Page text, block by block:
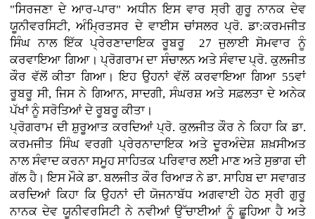
"ਸਿਰਜਣਾ ਦੇ ਆਰ-ਪਾਰ" ਅਧੀਨ ਇਸ ਵਾਰ ਸ੍ਰੀ ਗੁਰੂ ਨਾਨਕ ਦੇਵ
ਯੂਨੀਵਰਸਿਟੀ, ਅੰਮ੍ਰਿਤਸਰ ਦੇ ਵਾਈਸ ਚਾਂਸਲਰ ਪ੍ਰੋ. ਡਾ:ਕਰਮਜੀਤ
ਸਿੰਘ ਨਾਲ ਇੱਕ ਪ੍ਰੇਰਣਾਦਾਇਕ ਰੂਬਰੂ 27 ਜੁਲਾਈ ਸੋਮਵਾਰ ਨੂੰ
ਕਰਵਾਇਆ ਗਿਆ। ਪ੍ਰੋਗਰਾਮ ਦਾ ਸੰਚਾਲਨ ਅਤੇ ਸੰਵਾਦ ਪ੍ਰੋ. ਕੁਲਜੀਤ
ਕੌਰ ਵੱਲੋਂ ਕੀਤਾ ਗਿਆ। ਇਹ ਉਹਨਾਂ ਵੱਲੋਂ ਕਰਵਾਇਆ ਗਿਆ 55ਵਾਂ
ਰੂਬਰੂ ਸੀ, ਜਿਸ ਨੇ ਗਿਆਨ, ਸਾਦਗੀ, ਸੰਘਰਸ਼ ਅਤੇ ਸਫ਼ਲਤਾ ਦੇ ਅਨੇਕ
ਪੱਖਾਂ ਨੂੰ ਸਰੋਤਿਆਂ ਦੇ ਰੂਬਰੂ ਕੀਤਾ।
ਪ੍ਰੋਗਰਾਮ ਦੀ ਸ਼ੁਰੂਆਤ ਕਰਦਿਆਂ ਪ੍ਰੋ. ਕੁਲਜੀਤ ਕੌਰ ਨੇ ਕਿਹਾ ਕਿ ਡਾ.
ਕਰਮਜੀਤ ਸਿੰਘ ਵਰਗੀ ਪ੍ਰੇਰਨਾਦਾਇਕ ਅਤੇ ਦੂਰਅੰਦੇਸ਼ ਸ਼ਖ਼ਸੀਅਤ
ਨਾਲ ਸੰਵਾਦ ਕਰਨਾ ਸਮੂਹ ਸਾਹਿਤਕ ਪਰਿਵਾਰ ਲਈ ਮਾਣ ਅਤੇ ਸੁਭਾਗ ਦੀ
ਗੱਲ ਹੈ। ਇਸ ਮੌਕੇ ਡਾ. ਬਲਜੀਤ ਕੌਰ ਰਿਆੜ ਨੇ ਡਾ. ਸਾਹਿਬ ਦਾ ਸਵਾਗਤ
ਕਰਦਿਆਂ ਕਿਹਾ ਕਿ ਉਹਨਾਂ ਦੀ ਯੋਜਨਾਬੱਧ ਅਗਵਾਈ ਹੇਠ ਸ੍ਰੀ ਗੁਰੂ
ਨਾਨਕ ਦੇਵ ਯੂਨੀਵਰਸਿਟੀ ਨੇ ਨਵੀਆਂ ਉੱਚਾਈਆਂ ਨੂੰ ਛੂਹਿਆ ਹੈ ਅਤੇ